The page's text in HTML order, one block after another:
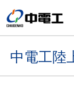
中電工陸